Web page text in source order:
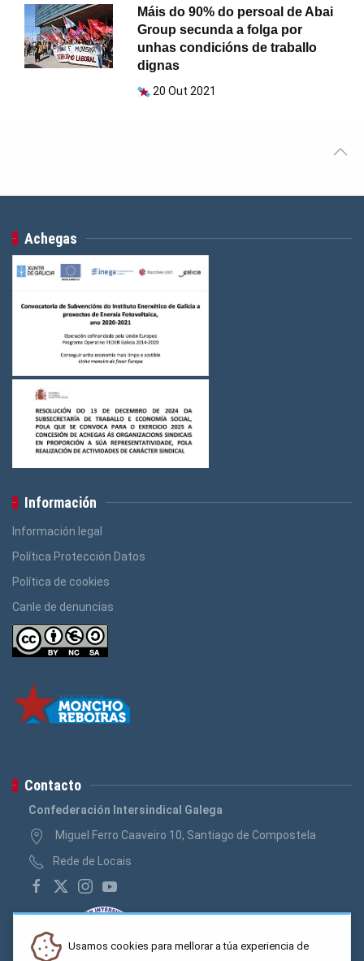
Máis do 90% do persoal de Abai
Group secunda a folga por
unhas condicións de traballo
dignas
20 Out 2021
Achegas
Información
Información legal
Política Protección Datos
Política de cookies
Canle de denuncias
Contacto
Confederación Intersindical Galega
Miguel Ferro Caaveiro 10, Santiago de Compostela
Rede de Locais
Usamos cookies para mellorar a túa experiencia de